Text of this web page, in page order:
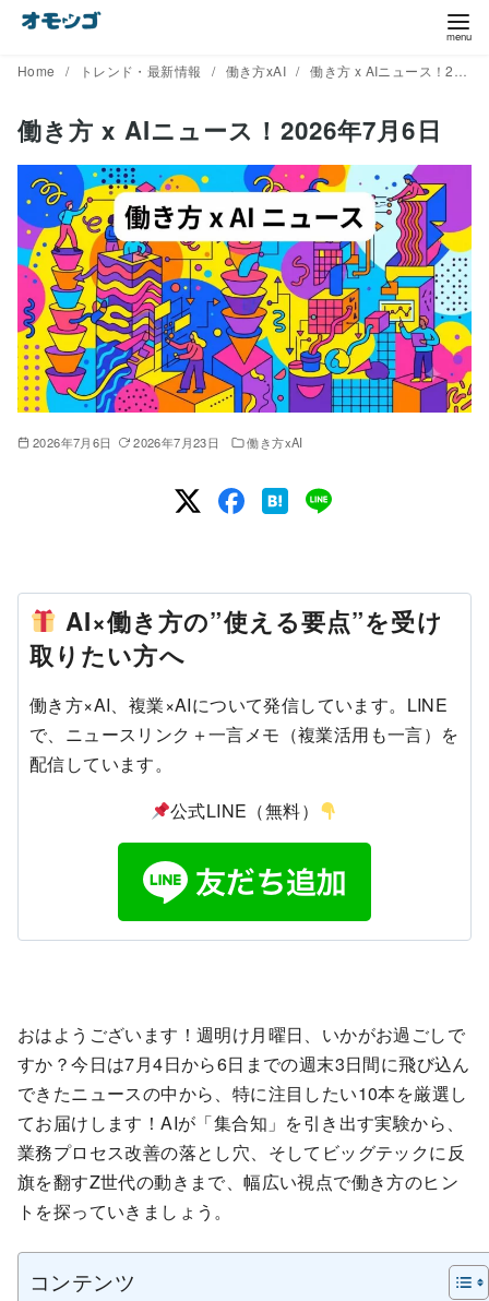
Home トレンド・最新情報 働き方xAI 働き方 x AIニュース！2026年7月6日
働き方 x AIニュース！2026年7月6日
2026年7月6日 2026年7月23日 働き方xAI
AI×働き方の”使える要点”を受け
取りたい方へ
働き方×AI、複業×AIについて発信しています。LINE
で、ニュースリンク＋一言メモ（複業活用も一言）を
配信しています。
公式LINE（無料）
おはようございます！週明け月曜日、いかがお過ごしで
すか？今日は7月4日から6日までの週末3日間に飛び込ん
できたニュースの中から、特に注目したい10本を厳選し
てお届けします！AIが「集合知」を引き出す実験から、
業務プロセス改善の落とし穴、そしてビッグテックに反
旗を翻すZ世代の動きまで、幅広い視点で働き方のヒン
トを探っていきましょう。
コンテンツ